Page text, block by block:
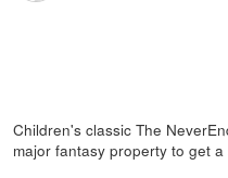
Children's classic The
major fantasy property to get